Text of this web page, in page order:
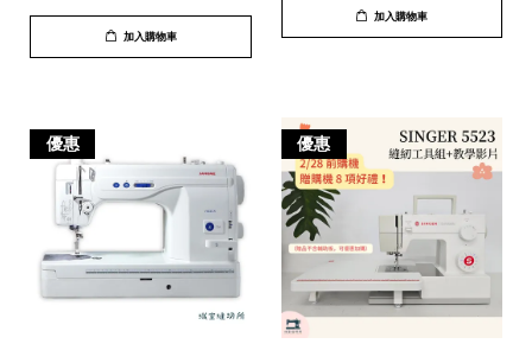
加入購物車
加入購物車
優惠 優惠